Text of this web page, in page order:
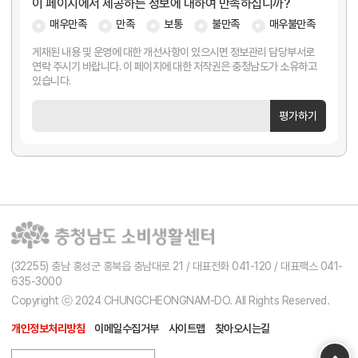
이 페이지에서 제공하는 정보에 대하여 만족하십니까?
매우만족 만족 보통 불만족 매우불만족
게재된 내용 및 운영에 대한 개선사항이 있으시면 정보관리 담당부서로
연락 주시기 바랍니다. 이 페이지에 대한 저작권은 충청남도가 소유하고
있습니다.
평가하기
(32255) 충남 홍성군 홍북읍 충남대로 21 / 대표전화 041-120 / 대표팩스 041-
635-3000
Copyright ⓒ 2024 CHUNGCHEONGNAM-DO. All Rights Reserved.
개인정보처리방침 이메일수집거부 사이트맵 찾아오시는길